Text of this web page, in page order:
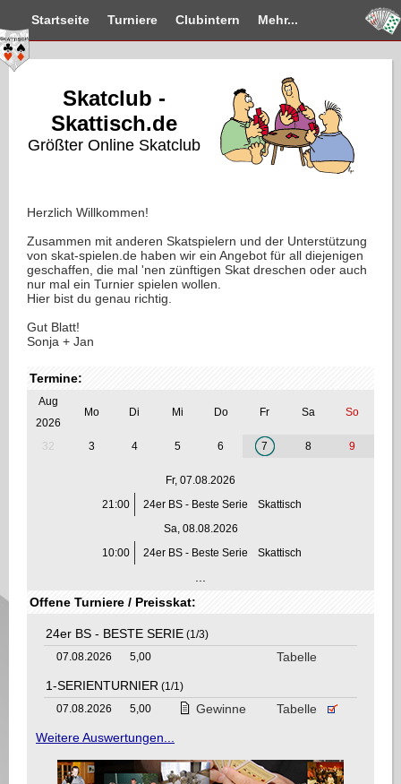
Startseite Turniere Clubintern Mehr...
Skatclub -
Skattisch.de
Größter Online Skatclub
Herzlich Willkommen!
Zusammen mit anderen Skatspielern und der Unterstützung
von skat-spielen.de haben wir ein Angebot für all diejenigen
geschaffen, die mal 'nen zünftigen Skat dreschen oder auch
nur mal ein Turnier spielen wollen.
Hier bist du genau richtig.
Gut Blatt!
Sonja + Jan
Termine:
Aug
2026
Mo Di Mi Do Fr Sa So
32 3 4 5 6 7 8 9
Fr, 07.08.2026
21:00
24er BS - Beste Serie
Skattisch
Sa, 08.08.2026
10:00
24er BS - Beste Serie Skattisch
Offene Turniere / Preisskat:
24er BS - BESTE SERIE (1/3)
07.08.2026
5,00
Tabelle
1-SERIENTURNIER (1/1)
07.08.2026
5,00 Gewinne
Tabelle
Weitere Auswertungen...